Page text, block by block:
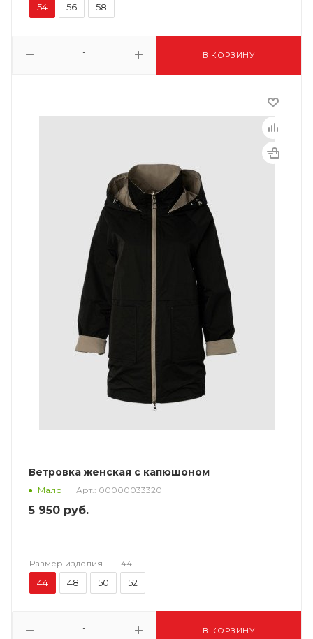
В КОРЗИНУ
54 56 58
Ветровка женская с капюшоном
Мало Арт.: 00000033320
5 950 руб.
В КОРЗИНУ
Размер изделия — 44
44 48 50 52